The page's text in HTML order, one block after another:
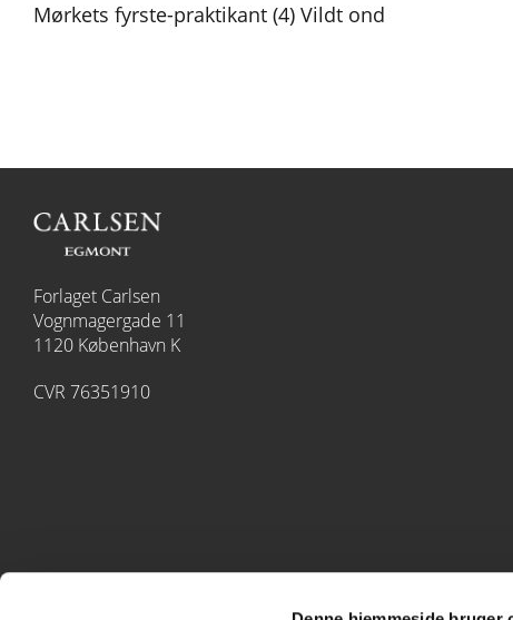
Mørkets fyrste-praktikant (4) Vildt ond
Forlaget Carlsen
Vognmagergade 11
1120 København K
CVR 76351910